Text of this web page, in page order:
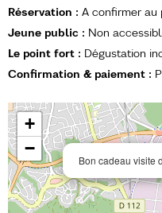
Réservation :
A confirmer
Jeune public : Non
Le point fort : Dégustation
Confirmation & paiement :
Bon cadeau visite
+
−